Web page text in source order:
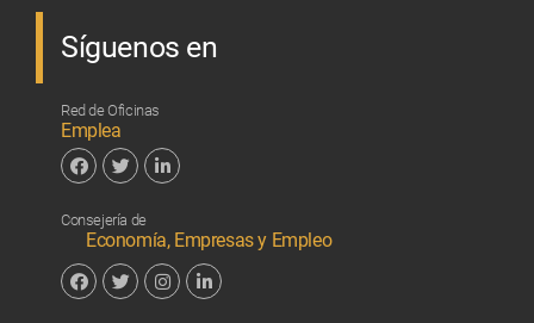
Síguenos en
Red de Oficinas
Emplea
Consejería de
Economía, Empresas y Empleo